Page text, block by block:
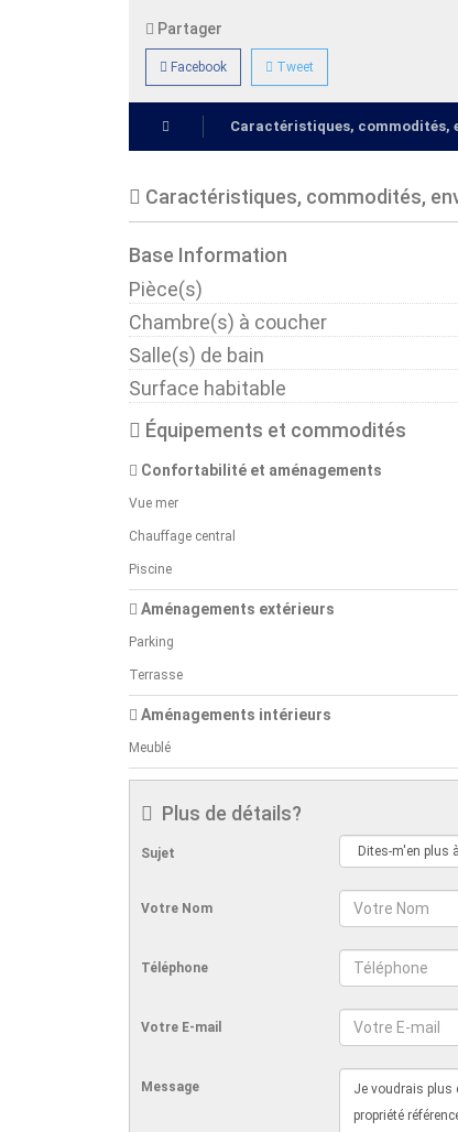
Partager
Facebook Tweet
Caractéristiques, commodités,
Caractéristiques, commodités,
Base Information
Pièce(s)
Chambre(s) à coucher
Salle(s) de bain
Surface habitable
Équipements et commodités
Confortabilité et aménagements
Vue mer
Chauffage central
Piscine
Aménagements extérieurs
Parking
Terrasse
Aménagements intérieurs
Meublé
Plus de détails?
Sujet
Votre Nom
Téléphone
Votre E-mail
Message